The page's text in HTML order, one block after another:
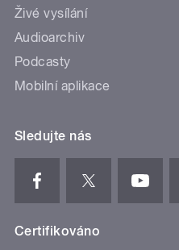
Živé vysílání
Audioarchiv
Podcasty
Mobilní aplikace
Sledujte nás
Certifikováno